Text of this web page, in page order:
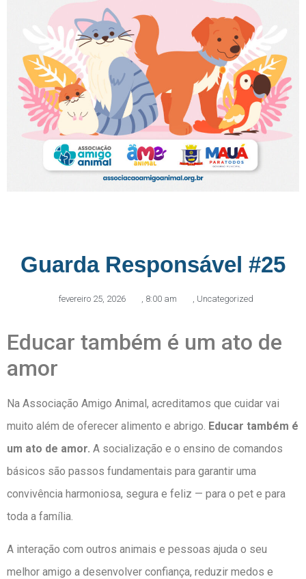
Guarda Responsável #25
fevereiro 25, 2026 , 8:00 am , Uncategorized
Educar também é um ato de
amor
Na Associação Amigo Animal, acreditamos que cuidar vai
muito além de oferecer alimento e abrigo. Educar também é
um ato de amor. A socialização e o ensino de comandos
básicos são passos fundamentais para garantir uma
convivência harmoniosa, segura e feliz — para o pet e para
toda a família.
A interação com outros animais e pessoas ajuda o seu
melhor amigo a desenvolver confiança, reduzir medos e